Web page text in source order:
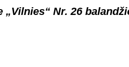
Nr. 26